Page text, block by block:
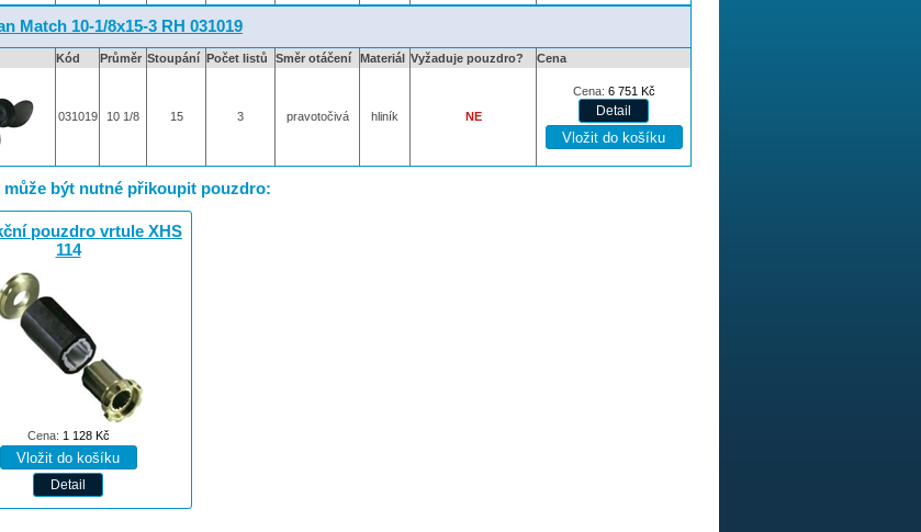
Match 10-1/8x15-3 RH 031019
Kód Průměr Stoupání Počet listů Směr otáčení Materiál Vyžaduje pouzdro? Cena
031019 10 1/8 15 3 pravotočivá hliník NE
Cena: 6 751 Kč
může být nutné přikoupit pouzdro:
pouzdro vrtule XHS
114
Cena: 1 128 Kč